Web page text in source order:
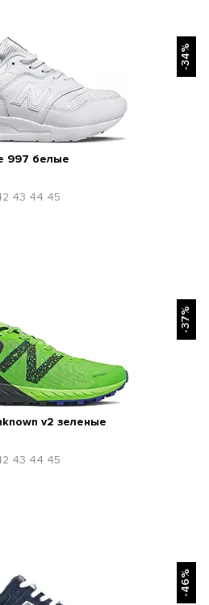
-34%
997 белые
43 44 45
-37%
v2 зеленые
43 44 45
-46%